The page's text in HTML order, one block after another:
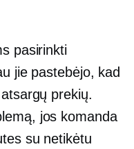
pasirinkti
jie pastebėjo, kad
prekių.
jos komanda
su netikėtu